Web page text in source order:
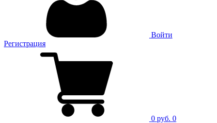
Войти
Регистрация
0 руб. 0